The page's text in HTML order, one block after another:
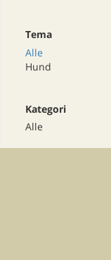
Tema
Alle
Hund
Kategori
Alle